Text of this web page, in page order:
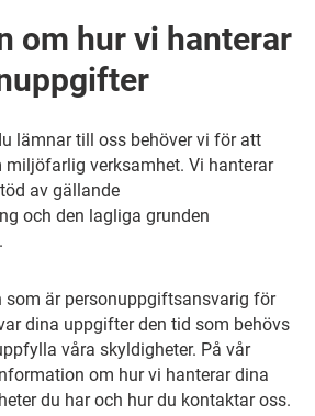
om hur vi hanterar
lämnar till oss behöver vi för att
verksamhet. Vi hanterar
av gällande
och den lagliga grunden
som är personuppgiftsansvarig för
dina uppgifter den tid som behövs
våra skyldigheter. På vår
om hur vi hanterar dina
du har och hur du kontaktar oss.